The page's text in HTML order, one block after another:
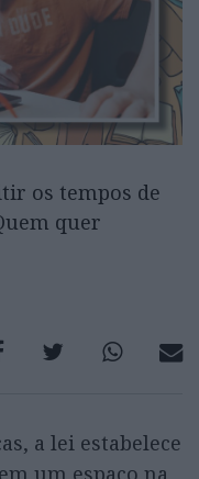
os tempos de
quer
a lei estabelece
um espaço na